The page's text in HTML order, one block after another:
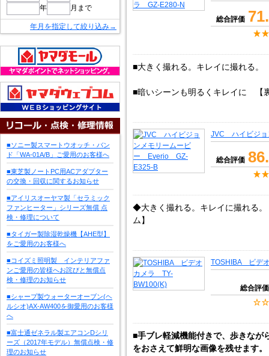
年
月まで
年月を指定して絞り込み→
■ソニー製スマートウオッチ・バン
ド「WA-01A/B」ご愛用のお客様へ
■東芝製ノートPC用ACアダプター
の交換・回収に関するお知らせ
■アイリスオーヤマ製「セラミック
ファンヒーター」シリーズ無償 点
検・修理について
■タイガー製除湿乾燥機【AHE型】
をご愛用のお客様へ
■コイズミ照明製 インテリアファ
ンご愛用の皆様へお詫びと無償点
検・修理のお知らせ
■シャープ製ウォーターオーブン(ヘ
ルシオ)AX-AW400を御愛用のお客様
へ
■富士通ゼネラル製エアコンDシリ
ーズ（2017年モデル）無償点検・修
理のお知らせ
総合評価
■大きく撮れる。キレイに撮れる
■暗いシーンも明るくキレイに 【
JVC ハイビジ
総合評価
◆大きく撮れる。キレイに撮れる
ム】
TOSHIBA ビデ
総合評価
■手ブレ軽減機能付きで、歩きなが
をおさえて鮮明な画像を残せます。